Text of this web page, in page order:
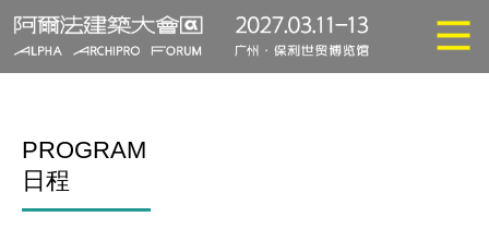
PROGRAM
日程